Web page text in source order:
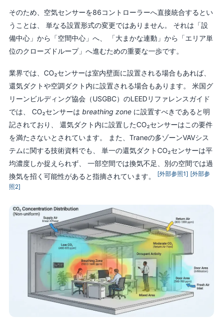
そのため、空気センサーを86コントローラーへ直接統合するとい
うことは、 単なる設置形式の変更ではありません。 それは「設
備中心」から「空間中心」へ、 「大まかな連動」から「エリア単
位のクローズドループ」へ進むための重要な一歩です。
業界では、CO₂センサーは室内壁面に設置される場合もあれば、
還気ダクトや空調ダクト内に設置される場合もあります。 米国グ
リーンビルディング協会（USGBC）のLEEDリファレンスガイド
では、 CO₂センサーは breathing zoneに設置すべきであると明
記されており、 還気ダクト内に設置したCO₂センサーはこの要件
を満たさないとされています。 また、Traneの多ゾーンVAVシス
テムに関する技術資料でも、 単一の還気ダクトCO₂センサーは平
均濃度しか捉えられず、 一部空間では換気不足、別の空間では過
換気を招く可能性があると指摘されています。
[外部参照1] [外部参
照2]